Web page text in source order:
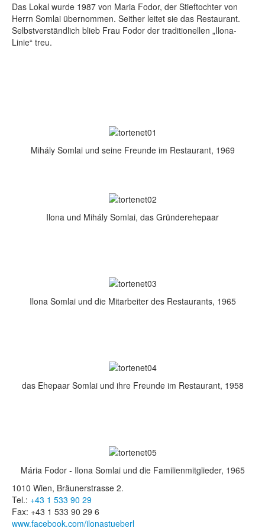
Das Lokal wurde 1987 von Maria Fodor, der Stieftochter von
Herrn Somlai übernommen. Seither leitet sie das Restaurant.
Selbstverständlich blieb Frau Fodor der traditionellen „Ilona-
Linie“ treu.
Mihály Somlai und seine Freunde im Restaurant, 1969
Ilona und Mihály Somlai, das Gründerehepaar
Ilona Somlai und die Mitarbeiter des Restaurants, 1965
das Ehepaar Somlai und ihre Freunde im Restaurant, 1958
Mária Fodor - Ilona Somlai und die Familienmitglieder, 1965
1010 Wien, Bräunerstrasse 2.
Tel.: +43 1 533 90 29
Fax: +43 1 533 90 29 6
www.facebook.com/ilonastueberl